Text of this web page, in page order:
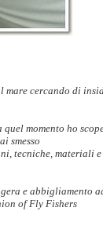
mare cercando di
momento ho
smesso
tecniche, materiali
e abbigliamento
of Fly Fishers